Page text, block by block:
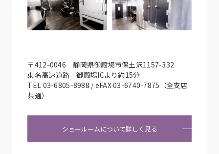
〒412-0046 静岡県御殿場市保土沢1157-332
東名高速道路 御殿場ICより約15分
TEL 03-6805-8988 / eFAX 03-6740-7875（全支店
共通）
ショールームについて詳しく見る